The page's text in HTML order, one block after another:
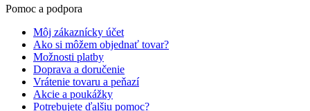
Pomoc a podpora
Môj zákaznícky účet
Ako si môžem objednať tovar?
Možnosti platby
Doprava a doručenie
Vrátenie tovaru a peňazí
Akcie a poukážky
Potrebujete ďalšiu pomoc?